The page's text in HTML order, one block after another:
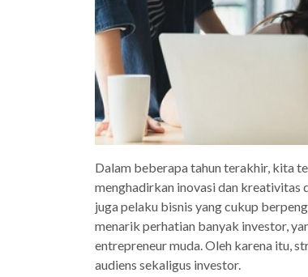
Dalam beberapa tahun terakhir, kita
menghadirkan inovasi dan kreativitas
juga pelaku bisnis yang cukup
menarik perhatian banyak investor,
entrepreneur muda. Oleh karena itu,
audiens sekaligus investor.